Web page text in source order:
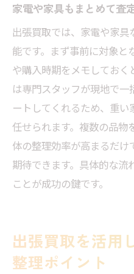
家電や家具もまとめて査
出張買取では、家電や家
能です。まず事前に対象
や購入時期をメモしておく
は専門スタッフが現地で
ートしてくれるため、重
任せられます。複数の品物
体の整理効率が高まるだ
期待できます。具体的な流
ことが成功の鍵です。
出張買取を活用
整理ポイント